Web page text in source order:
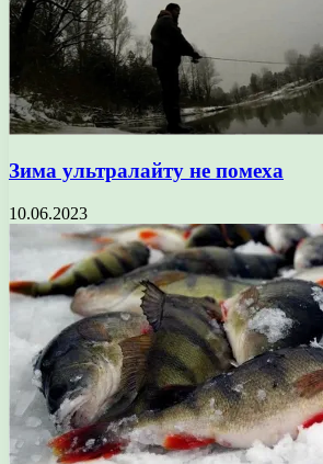
Зима ультралайту не помеха
10.06.2023